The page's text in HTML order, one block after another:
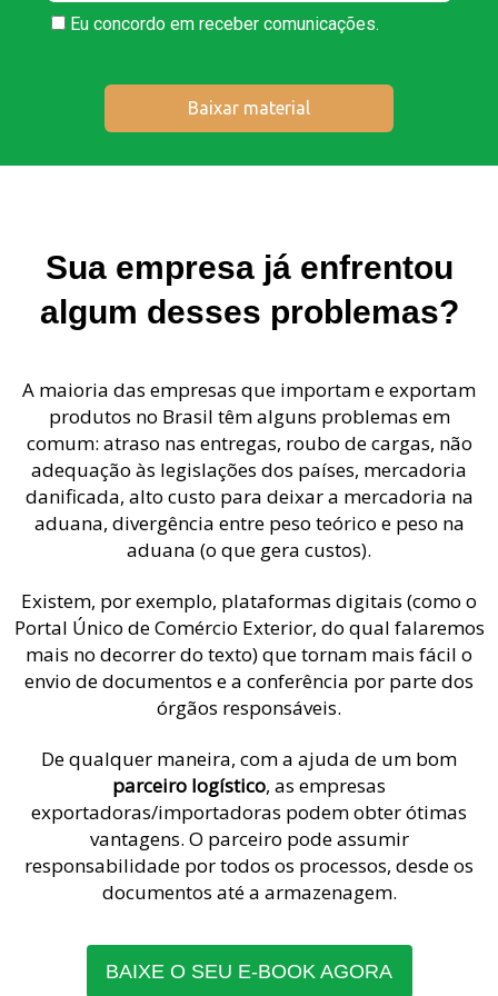
Eu concordo em receber comunicações.
Baixar material
Sua empresa já enfrentou
algum desses problemas?
A maioria das empresas que importam e exportam
produtos no Brasil têm alguns problemas em
comum: atraso nas entregas, roubo de cargas, não
adequação às legislações dos países, mercadoria
danificada, alto custo para deixar a mercadoria na
aduana, divergência entre peso teórico e peso na
aduana (o que gera custos).
Existem, por exemplo, plataformas digitais (como o
Portal Único de Comércio Exterior, do qual falaremos
mais no decorrer do texto) que tornam mais fácil o
envio de documentos e a conferência por parte dos
órgãos responsáveis.
De qualquer maneira, com a ajuda de um bom
parceiro logístico, as empresas
exportadoras/importadoras podem obter ótimas
vantagens. O parceiro pode assumir
responsabilidade por todos os processos, desde os
documentos até a armazenagem.
BAIXE O SEU E-BOOK AGORA